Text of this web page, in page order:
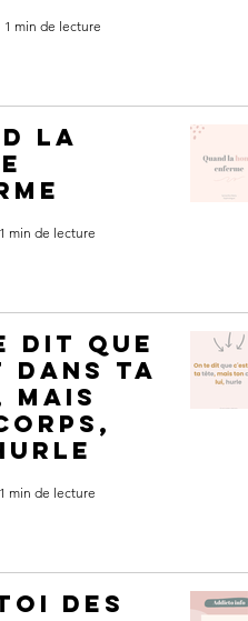
1 min de lecture
la
1 min de lecture
dit que
dans ta
1 min de lecture
des